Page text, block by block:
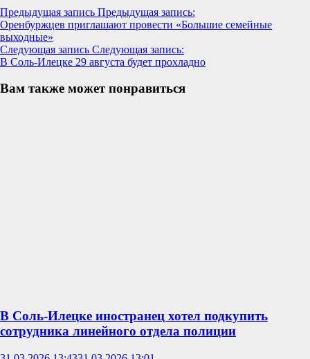
Предыдущая запись Предыдущая запись:
Оренбуржцев приглашают провести «Большие семейные
выходные»
Следующая запись Следующая запись:
В Соль-Илецке 29 августа будет прохладно
Вам также может понравиться
В Соль-Илецке иностранец хотел подкупить
сотрудника линейного отдела полиции